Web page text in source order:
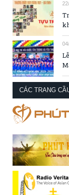
CÁC TRANG